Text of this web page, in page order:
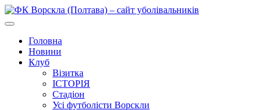
Головна
Новини
Клуб
Візитка
ІСТОРІЯ
Стадіон
Усі футболісти Ворскли